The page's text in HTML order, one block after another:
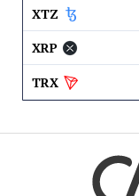
XTZ
XRP
TRX